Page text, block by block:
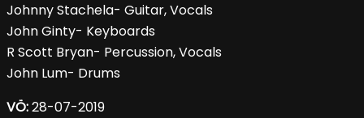
Johnny Stachela- Guitar, Vocals
John Ginty- Keyboards
R Scott Bryan- Percussion, Vocals
John Lum- Drums
VÖ:28-07-2019